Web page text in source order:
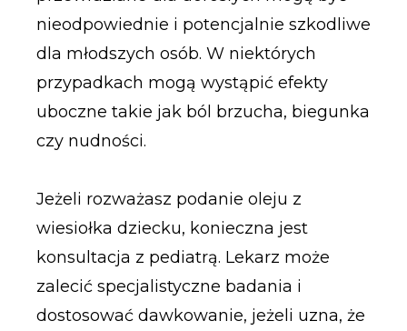
nieodpowiednie i potencjalnie szkodliwe
dla młodszych osób. W niektórych
przypadkach mogą wystąpić efekty
uboczne takie jak ból brzucha, biegunka
czy nudności.
Jeżeli rozważasz podanie oleju z
wiesiołka dziecku, konieczna jest
konsultacja z pediatrą. Lekarz może
zalecić specjalistyczne badania i
dostosować dawkowanie, jeżeli uzna, że